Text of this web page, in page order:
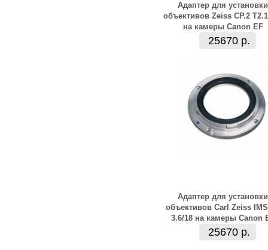
Адаптер для установки
объективов Zeiss CP.2
на камеры Canon EF
25670 р.
Адаптер для установки
объективов Carl Zeiss
3.6/18 на камеры Canon
25670 р.